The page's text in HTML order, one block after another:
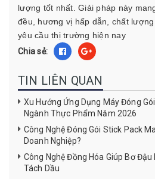
lượng tốt nhất. Giải pháp này
đều, hương vị hấp dẫn, chất
yêu cầu thị trường hiện nay
Chia sẻ:
TIN LIÊN QUAN
Xu Hướng Ứng Dụng Máy Đóng
Ngành Thực Phẩm Năm 2026
Công Nghệ Đóng Gói Stick Pack
Doanh Nghiệp?
Công Nghệ Đồng Hóa Giúp Bơ
Tách Dầu